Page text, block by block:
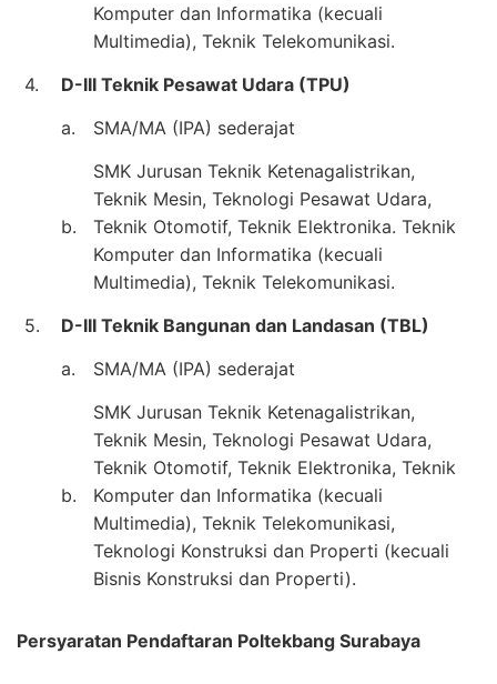
Komputer dan Informatika (kecuali
Multimedia), Teknik Telekomunikasi.
4.
D-III Teknik Pesawat Udara (TPU)
a.
SMA/MA (IPA) sederajat
b.
SMK Jurusan Teknik Ketenagalistrikan,
Teknik Mesin, Teknologi Pesawat Udara,
Teknik Otomotif, Teknik Elektronika. Teknik
Komputer dan Informatika (kecuali
Multimedia), Teknik Telekomunikasi.
5.
D-III Teknik Bangunan dan Landasan (TBL)
a.
SMA/MA (IPA) sederajat
b.
SMK Jurusan Teknik Ketenagalistrikan,
Teknik Mesin, Teknologi Pesawat Udara,
Teknik Otomotif, Teknik Elektronika, Teknik
Komputer dan Informatika (kecuali
Multimedia), Teknik Telekomunikasi,
Teknologi Konstruksi dan Properti (kecuali
Bisnis Konstruksi dan Properti).
Persyaratan Pendaftaran Poltekbang Surabaya